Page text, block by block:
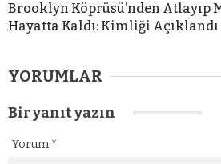
Brooklyn Köprüsü’nden Atlayıp
Hayatta Kaldı: Kimliği Açıklandı
YORUMLAR
Bir yanıt yazın
Yorum *